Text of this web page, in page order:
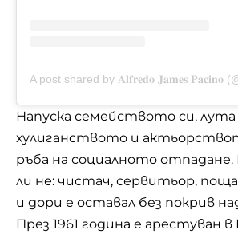
A post shared by 𝐀𝐥𝐟𝐫𝐞𝐝𝐨 𝐉𝐚𝐦𝐞𝐬 𝐏𝐚𝐜𝐢𝐧𝐨
Напуска семейството си,
хулиганството и
ръба на социалното отпадане.
ли не: чистач, сервитьор,
и дори е оставал без покрив
През 1961 година е арестуван в